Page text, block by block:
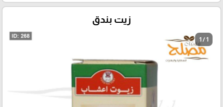
زيت بندق
1 / 1